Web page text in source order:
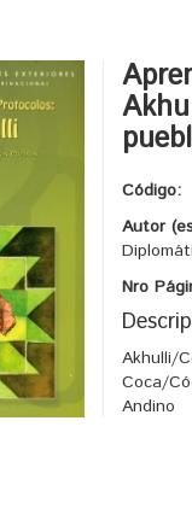
Código:
Autor
Nro
Akhulli/
Coca/
Andino